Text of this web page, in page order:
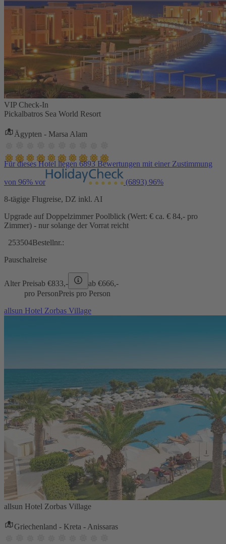
VIP Check-In
Pickalbatros Sea World Resort
Ägypten - Marsa Alam
Für dieses Hotel liegen 6893 Bewertungen mit einer Zustimmung
von 96% vor (6893) 96%
8-tägige Flugreise, DZ inkl. AI
Upgrade auf Doppelzimmer Poolblick (Wert: € ca. € 84,- pro
Zimmer) - nur solange der Vorrat reicht
253504Bestellnr.:
Pauschalreise
Alter Preisab €833,- ab €666,-
pro PersonPreis pro Person
allsun Hotel Zorbas Village
allsun Hotel Zorbas Village
Griechenland - Kreta - Anissaras